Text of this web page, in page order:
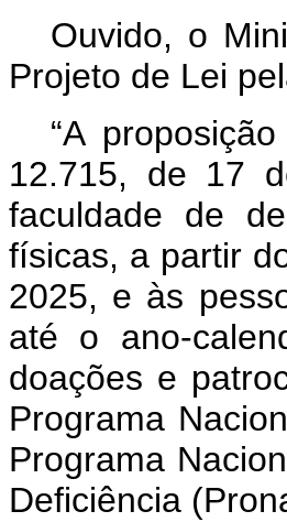
Ouvido, o
Projeto de Lei
“A
12.715, de 17
faculdade de
físicas, a partir
2025, e às
até o ano-
doações e
Programa
Programa
Deficiência